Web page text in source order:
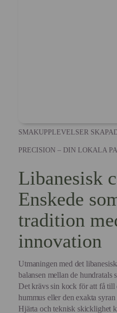
SMAKUPPLEVELSER
PRECISION – DIN LOKALA
Libanesisk
Enskede
tradition
innovation
Utmaningen med det
balansen mellan de hundratals
Det krävs sin kock för att få till
hummus eller den exakta
Hjärta och teknisk skicklighet